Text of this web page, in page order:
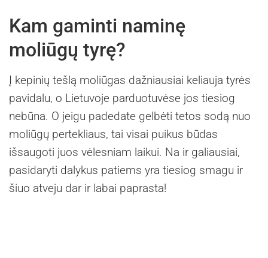
Kam gaminti naminę
moliūgų tyrę?
Į kepinių tešlą moliūgas dažniausiai keliauja tyrės
pavidalu, o Lietuvoje parduotuvėse jos tiesiog
nebūna. O jeigu padedate gelbėti tetos sodą nuo
moliūgų pertekliaus, tai visai puikus būdas
išsaugoti juos vėlesniam laikui. Na ir galiausiai,
pasidaryti dalykus patiems yra tiesiog smagu ir
šiuo atveju dar ir labai paprasta!